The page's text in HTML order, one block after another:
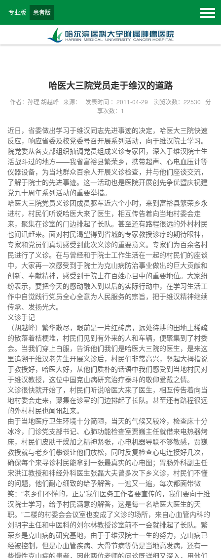
专业版 患者版
哈医大三院党员走于维汉的道路
作者：孙理 胡越峰 来源： 发表时间 ：2011-04-29 浏览次数： 22530
分
享次数：1
近日，省委做出学习于维汉同志先进事迹的决定，哈医大三院快速
反应，响应省委及校党委号召开展系列活动，向于维汉院士学习。
院党委从各支部组织抽调党员组成义诊专家团，深入于维汉院士生
活战斗过的地方——我省富裕县繁荣乡，携带超声、心电血压计等
仪器设备，为当地群众百余人开展义诊检查，并与他们座谈交流，
了解于院士的先进事迹。这一活动也是医院开展创先争优暨庆祝建
党九十周年系列活动的重要举措。
哈医大三院党员义诊团成员驱车近六个小时，来到富裕县繁荣乡永
进村，村民们听说哈医大来了医生，相互传告着向当地村委会走
来，聚集在诊室的门边排起了长队。甚至还有路程很远的外村村民
也闻讯赶来。面对村民渴望得到省城的专家教授诊疗的期待眼神，
专家和党员们真切感受到此次义诊的重要意义。专家们为百余名村
民进行了义诊。在与曾经和于院士工作生活在一起的村民们的座谈
中，大家再一次感受到于院士为克山病防治事业做出的巨大贡献和
创新、奉献精神，感受到于院士在百姓心目中的重要地位。大家纷
纷表示，要把今天的感动融入到以后的实际行动中，在学习生活工
作中自觉践行党员全心全意为人民服务的宗旨，把于维汉精神继续
传承、发扬光大。
义诊手记
（胡越峰）繁华散尽，眼前是一片红砖房，远处待耕的田地上稀疏
的散落着桔梗堆，村民们见到有外来的人和车辆，便聚集到了村委
会。当我们穿上白服，告诉他们我们是哈医大三院的医生，是来这
里追溯于维汉老先生开展义诊后，村民们非常高兴，竖起大拇指说
于教授好，哈医大好，从他们质朴的话语中我们感受到当地村民对
于维汉教授，这位中国克山病研究治疗泰斗的敬仰爱戴之情。
义诊很快就开始了，村民们听说哈医大来了医生，相互传告着向当
地村委会走来，聚集在诊室的门边排起了长队。甚至还有路程很远
的外村村民也闻讯赶来。
由于当地医疗卫生环境十分简陋，当天的气候又较冷，检查床十分
冰冷，门诊党支部书记、心肺功能检查室贾巍主任就借来电热器烤
床，村民们皮肤干燥加之精神紧张，心电机器导联不够敏感，贾巍
教授就与老乡们攀谈让他们放松，同时反复检查心电连接好几次，
确保每个来寻诊村民能拿到一张最真实的心电图；胃肠外科副主任
宋洪江教授和神经外科医生张磊大夫曾多次下乡义诊，村民们不懂
的问题，他们耐心细致的给予解答，一遍又一遍，每次都面带微
笑：“老乡们不懂的，正是我们医务工作者要宣传的，我们要向于维
汉院士学习，给予村民满意的解答，这是每一名哈医大医生的天
职。”二楼的村委会会议室也变成了义诊的场所，来自心血管内科的
刘明宇主任和中医科的刘尔林教授诊室前不一会就排起了长队。繁
荣乡是克山病的研究基地，由于于维汉院士一生的努力，克山病已
经被控制，但是心血管疾病、大骨节病等仍是当地高发病，还有一
些慢性克山病的患者，因此两位老师的问诊既详细又深入，用他们